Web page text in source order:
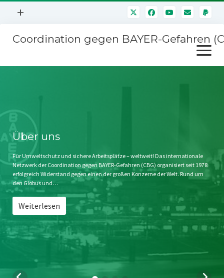
Menü
+
Mitmachen
Kontakt
Impressum
Störfälle
Coordination gegen BAYER-Gefahren
Menü
öffnen
Stichwort BAYER
Jahrestagung
SPENDEN
Über uns
Für Umweltschutz und sichere Arbeitsplätze – weltweit! Das internationale
Netzwerk der Coordination gegen BAYER-Gefahren (CBG) organisiert seit 1978
erfolgreich Widerstand gegen einen der großen Konzerne der Welt. Rund um
den Globus und…
Weiterlesen